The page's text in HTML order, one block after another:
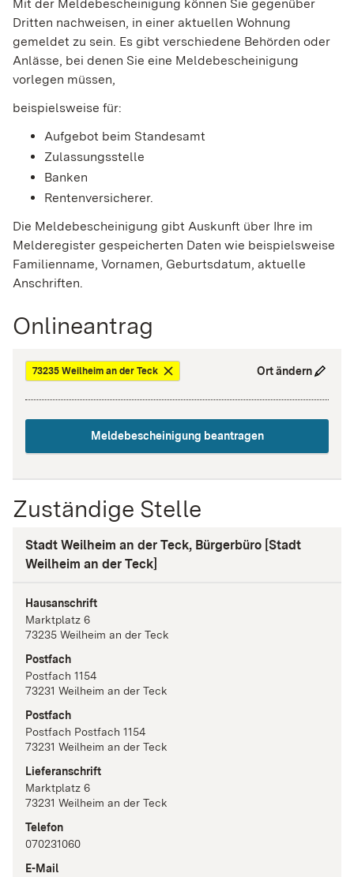
Mit der Meldebescheinigung können Sie gegenüber
Dritten nachweisen, in einer aktuellen Wohnung
gemeldet zu sein. Es gibt verschiedene Behörden oder
Anlässe, bei denen Sie eine Meldebescheinigung
vorlegen müssen,
beispielsweise für:
Aufgebot beim Standesamt
Zulassungsstelle
Banken
Rentenversicherer.
Die Meldebescheinigung gibt Auskunft über Ihre im
Melderegister gespeicherten Daten wie beispielsweise
Familienname, Vornamen, Geburtsdatum, aktuelle
Anschriften.
Onlineantrag
73235 Weilheim an der Teck Ort ändern
Meldebescheinigung beantragen
Zuständige Stelle
Stadt Weilheim an der Teck, Bürgerbüro [Stadt
Weilheim an der Teck]
Hausanschrift
Marktplatz 6
73235 Weilheim an der Teck
Postfach
Postfach 1154
73231 Weilheim an der Teck
Postfach
Postfach Postfach 1154
73231 Weilheim an der Teck
Lieferanschrift
Marktplatz 6
73231 Weilheim an der Teck
Telefon
070231060
E-Mail